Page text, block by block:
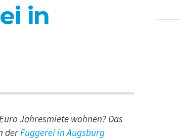
in
Jahresmiete wohnen? Das
derFuggerei in Augsburg